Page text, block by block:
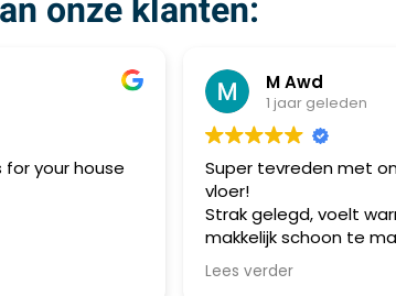
onze klanten:
house
M Awd
1 jaar geleden
Super tevreden met onze
Strak gelegd, voelt warm
makkelijk schoon te maken.
combinatie van stijl en
Aanrader!
Lees verder